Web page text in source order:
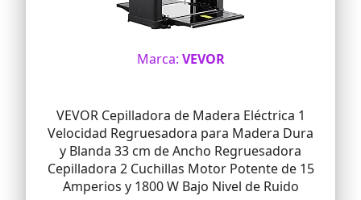
Marca: VEVOR
VEVOR Cepilladora de Madera Eléctrica 1
Velocidad Regruesadora para Madera Dura
y Blanda 33 cm de Ancho Regruesadora
Cepilladora 2 Cuchillas Motor Potente de 15
Amperios y 1800 W Bajo Nivel de Ruido